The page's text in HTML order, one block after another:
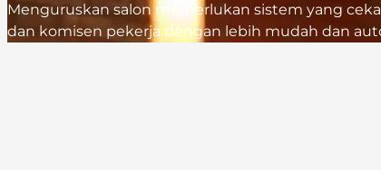
Menguruskan salon memerlukan sistem yang
dan komisen pekerja dengan lebih mudah dan